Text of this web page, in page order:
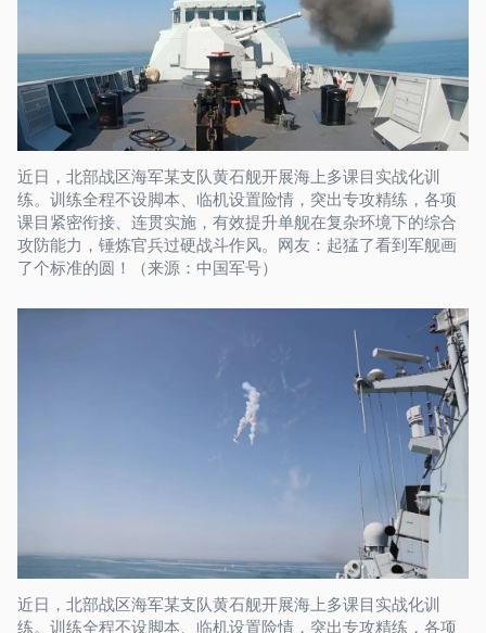
近日，北部战区海军某支队黄石舰开展海上多课目实战化训
练。训练全程不设脚本、临机设置险情，突出专攻精练，各项
课目紧密衔接、连贯实施，有效提升单舰在复杂环境下的综合
攻防能力，锤炼官兵过硬战斗作风。网友：起猛了看到军舰画
了个标准的圆！（来源：中国军号）
近日，北部战区海军某支队黄石舰开展海上多课目实战化训
练。训练全程不设脚本、临机设置险情，突出专攻精练，各项